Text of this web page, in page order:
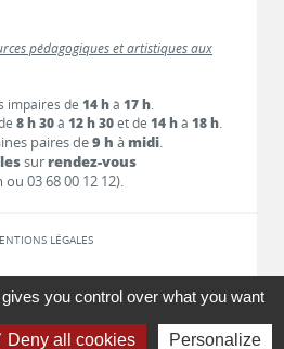
pédagogiques et artistiques aux
impaires de 14 hà 17 h.
8 h 30à 12 h 30et de 14 hà 18 h.
paires de9 h à midi.
sur rendez-vous
03 68 00 12 12).
LÉGALES
LIENS
CONTACT
you control over what you want
Deny all cookies Personalize